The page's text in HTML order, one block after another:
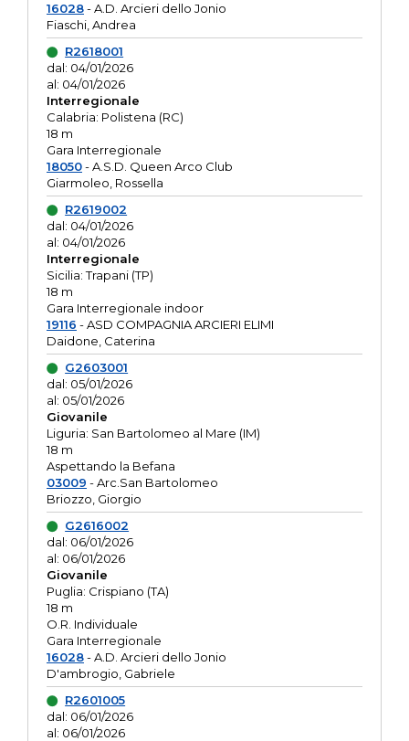
16028- A.D. Arcieri dello Jonio
Fiaschi, Andrea
R2618001
dal: 04/01/2026
al: 04/01/2026
Interregionale
Calabria: Polistena (RC)
18 m
Gara Interregionale
18050- A.S.D. Queen Arco Club
Giarmoleo, Rossella
R2619002
dal: 04/01/2026
al: 04/01/2026
Interregionale
Sicilia: Trapani (TP)
18 m
Gara Interregionale indoor
19116 - ASD COMPAGNIA ARCIERI ELIMI
Daidone, Caterina
G2603001
dal: 05/01/2026
al: 05/01/2026
Giovanile
Liguria: San Bartolomeo al Mare (IM)
18 m
Aspettando la Befana
03009 - Arc.San Bartolomeo
Briozzo, Giorgio
G2616002
dal: 06/01/2026
al: 06/01/2026
Giovanile
Puglia: Crispiano (TA)
18 m
O.R. Individuale
Gara Interregionale
16028- A.D. Arcieri dello Jonio
D'ambrogio, Gabriele
R2601005
dal: 06/01/2026
al: 06/01/2026